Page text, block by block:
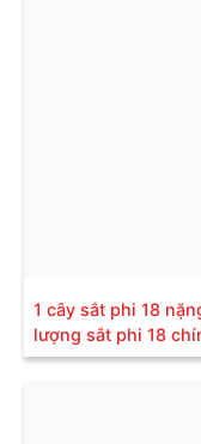
1 cây sắt phi 18
lượng sắt phi 18